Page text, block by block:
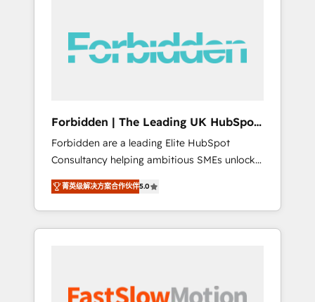
Shopify, Oneflow. 💻 Développements
custom : CRM UI Extensions (React),
B2B, Immobilier, Viticulture, Finance. 🚀 Nos
livrables : migration sécurisée,
implémentation Marketing + Sales + Service
Hub, synchronisation ERP ↔ HubSpot temps
réel, formation équipes. 🏆 +350 projets
livrés. Accrédités HubSpot CRM
Implementation, Data Migration & Custom
Forbidden | The Leading UK HubSpot
Consultancy
Forbidden are a leading Elite HubSpot
Consultancy helping ambitious SMEs unlock
the full potential of HubSpot. Too many
businesses invest in HubSpot but never see
the ROI they expected due to poor adoption,
messy data, and disconnected teams getting
so it actually drives revenue, not just reports
菁英级解决方案合作伙伴5.0